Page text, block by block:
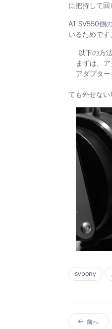
に把持して回
A1 SV550側
いるためです。
以下の方法
まずは、ア
アダプ
ても外せない
svbony
前へ